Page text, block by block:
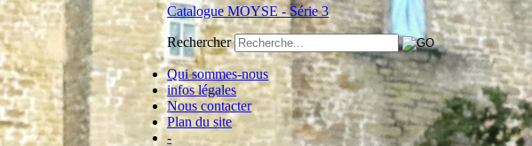
Catalogue MOYSE - Série 3
Rechercher
Qui sommes-nous
infos légales
Nous contacter
Plan du site
-